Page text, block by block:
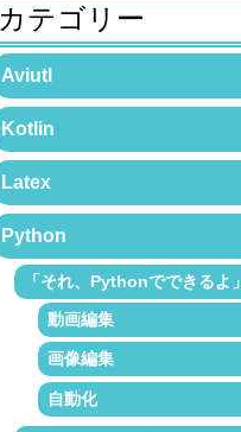
カテゴリー
Aviutl
Kotlin
Latex
Python
「それ、Pythonでできるよ」
動画編集
画像編集
自動化